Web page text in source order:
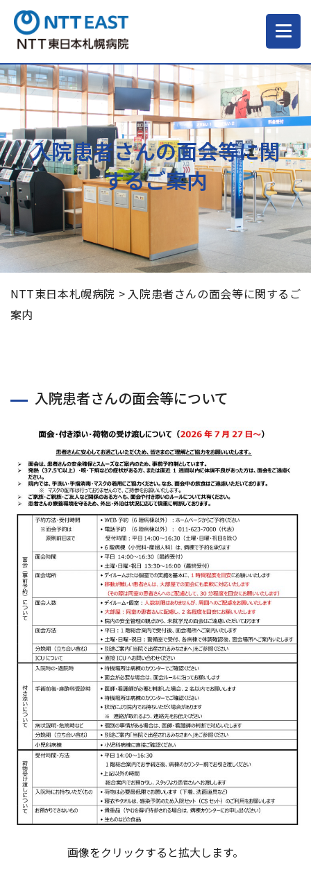
当院について
ご来院される方へ
診療科・部門
医療・介護関係の方
採用情報
入院患者さんの面会等に関
するご案内
NTT東日本札幌病院 > 入院患者さんの面会等に関するご
案内
入院患者さんの面会等について
画像をクリックすると拡大します。